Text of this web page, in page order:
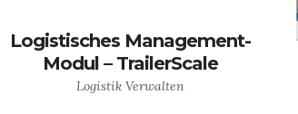
Logistisches Management-
Modul – TrailerScale
Logistik Verwalten